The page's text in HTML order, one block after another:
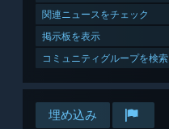
関連ニュースをチェック
掲示板を表示
コミュニティグループを検索
埋め込み